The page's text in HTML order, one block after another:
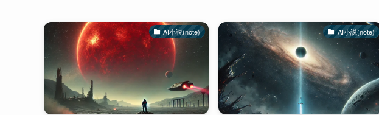
AI小説(note) AI小説(note)